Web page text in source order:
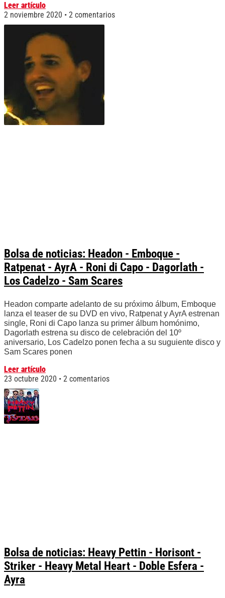
Leer artículo
2 noviembre 2020
2 comentarios
Bolsa de noticias: Headon - Emboque -
Ratpenat - AyrA - Roni di Capo - Dagorlath -
Los Cadelzo - Sam Scares
Headon comparte adelanto de su próximo álbum, Emboque
lanza el teaser de su DVD en vivo, Ratpenat y AyrA estrenan
single, Roni di Capo lanza su primer álbum homónimo,
Dagorlath estrena su disco de celebración del 10º
aniversario, Los Cadelzo ponen fecha a su suguiente disco y
Sam Scares ponen
Leer artículo
23 octubre 2020
2 comentarios
Bolsa de noticias: Heavy Pettin - Horisont -
Striker - Heavy Metal Heart - Doble Esfera -
Ayra